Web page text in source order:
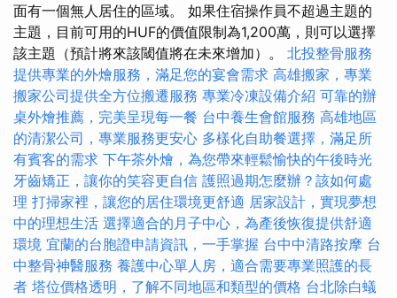
面有一個無人居住的區域。 如果住宿操作員不超過主題的
主題，目前可用的HUF的價值限制為1,200萬，則可以選擇
該主題（預計將來該閾值將在未來增加）。 北投整骨服務
提供專業的外燴服務，滿足您的宴會需求 高雄搬家，專業
搬家公司提供全方位搬遷服務 專業冷凍設備介紹 可靠的辦
桌外燴推薦，完美呈現每一餐 台中養生會館服務 高雄地區
的清潔公司，專業服務更安心 多樣化自助餐選擇，滿足所
有賓客的需求 下午茶外燴，為您帶來輕鬆愉快的午後時光
牙齒矯正，讓你的笑容更自信 護照過期怎麼辦？該如何處
理 打掃家裡，讓您的居住環境更舒適 居家設計，實現夢想
中的理想生活 選擇適合的月子中心，為產後恢復提供舒適
環境 宜蘭的台胞證申請資訊，一手掌握 台中中清路按摩 台
中整骨神醫服務 養護中心單人房，適合需要專業照護的長
者 塔位價格透明，了解不同地區和類型的價格 台北除白蟻